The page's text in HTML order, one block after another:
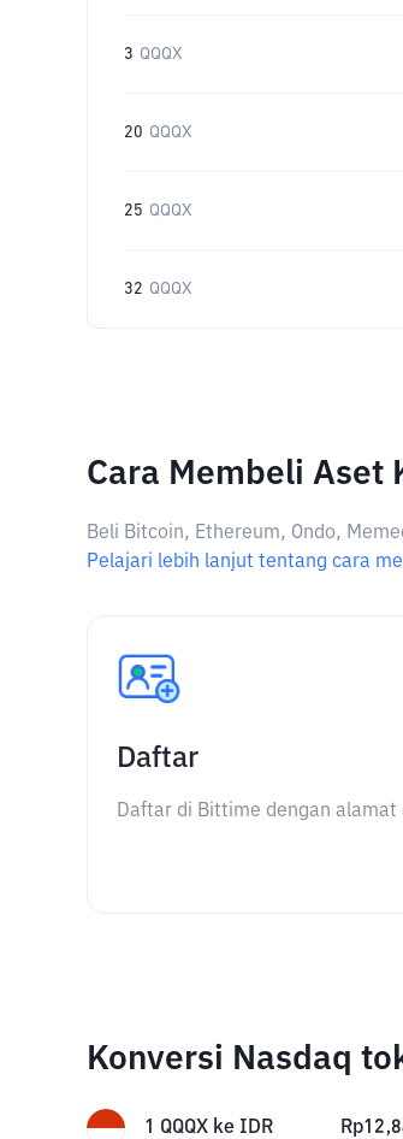
3 QQQX
20 QQQX
25 QQQX
32 QQQX
Cara Membeli Aset
Beli Bitcoin, Ethereum, Ondo,
Pelajari lebih lanjut tentang cara
Daftar
Daftar di Bittime dengan alamat
Konversi Nasdaq
1 QQQX ke IDR Rp